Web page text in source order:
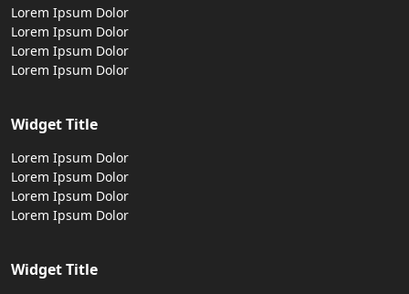
Lorem Ipsum Dolor
Lorem Ipsum Dolor
Lorem Ipsum Dolor
Lorem Ipsum Dolor
Widget Title
Lorem Ipsum Dolor
Lorem Ipsum Dolor
Lorem Ipsum Dolor
Lorem Ipsum Dolor
Widget Title